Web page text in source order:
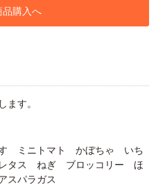
品購入へ
ます。
ミニトマト かぼちゃ いち
タス ねぎ ブロッコリー ほ
パラガス